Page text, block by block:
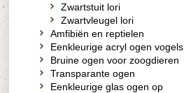
Zwartstuit lori
Zwartvleugel lori
Amfibiën en reptielen
Eenkleurige acryl ogen vogels
Bruine ogen voor zoogdieren
Transparante ogen
Eenkleurige glas ogen op